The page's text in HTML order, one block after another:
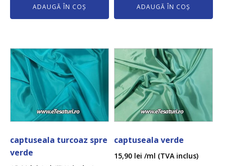
ADAUGĂ ÎN COȘ ADAUGĂ ÎN COȘ
captuseala turcoaz spre
verde
captuseala verde
15,90 lei /ml (TVA inclus)